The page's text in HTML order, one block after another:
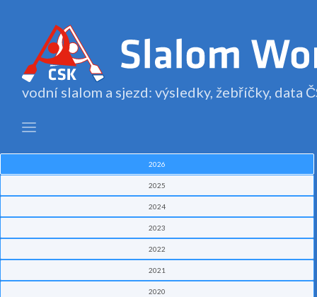
vodní slalom a sjezd: výsledky, žebříčky, data
2026
2025
2024
2023
2022
2021
2020